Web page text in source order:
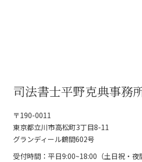
司法書士平野克典事務
〒190-0011
東京都立川市高松町3丁目8-11
グランディール鶴間602号
受付時間：平日9:00~18:00（土日祝・夜